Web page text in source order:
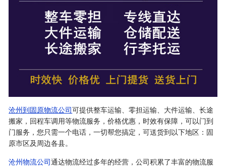
沧州到固原物流公司可提供整车运输、零担运输、大件运输、长途
搬家，回程车调用等物流服务，价格优惠，时效有保障，可以门到
门服务，您只需一个电话，一切帮您搞定，可送货到以下地区：固
原市区及周边各县。
沧州物流公司通达物流经过多年的经营，公司积累了丰富的物流服